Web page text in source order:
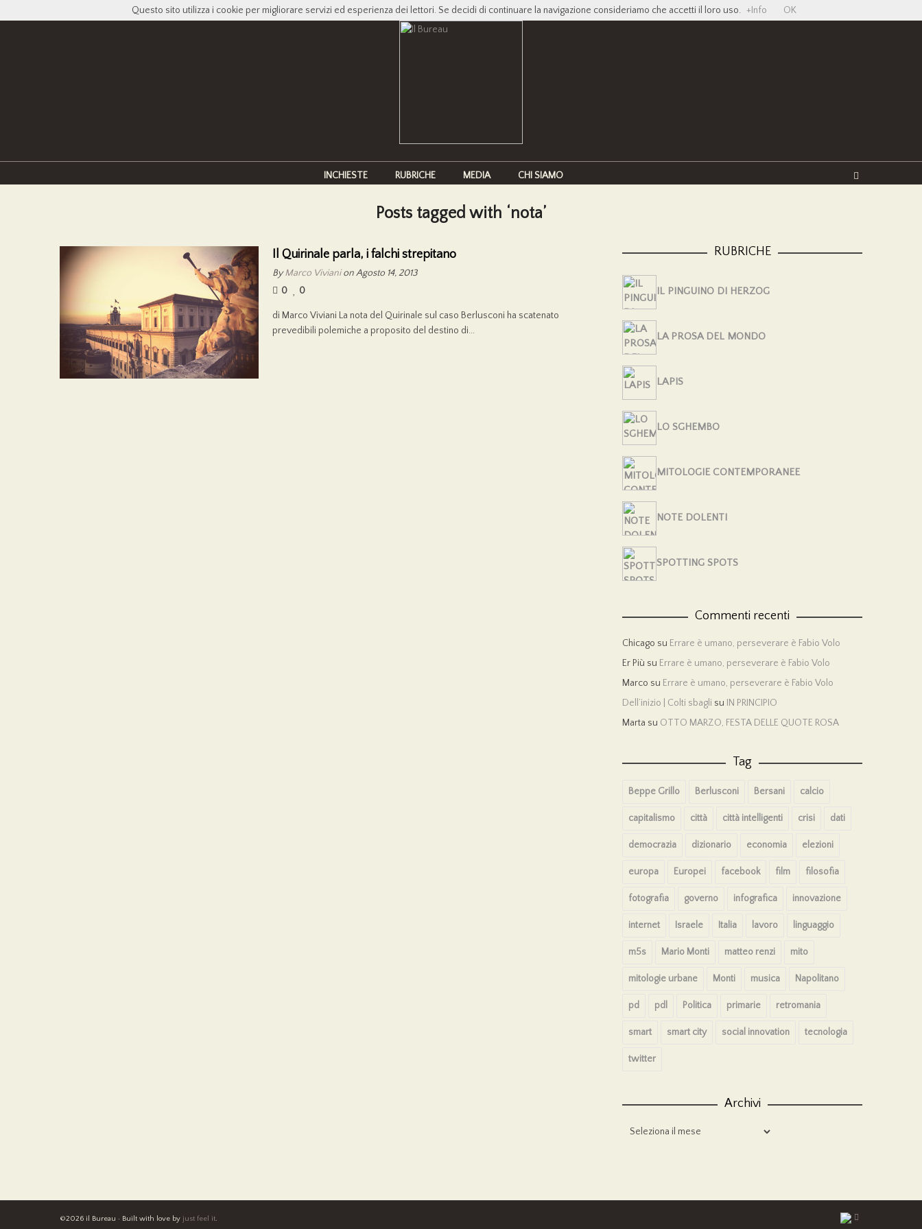
INCHIESTE RUBRICHE MEDIA CHI SIAMO
Posts tagged with ‘nota’
Il Quirinale parla, i falchi strepitano
ByMarco Vivianion Agosto 14, 2013
0
0
di Marco Viviani La nota del Quirinale sul caso Berlusconi ha scatenato
prevedibili polemiche a proposito del destino di...
RUBRICHE
IL PINGUINO DI HERZOG
LA PROSA DEL MONDO
LAPIS
LO SGHEMBO
MITOLOGIE CONTEMPORANEE
NOTE DOLENTI
SPOTTING SPOTS
Commenti recenti
Chicago su Errare è umano, perseverare è Fabio Volo
Er Più su Errare è umano, perseverare è Fabio Volo
Marco su Errare è umano, perseverare è Fabio Volo
Dell’inizio | Colti sbagli su IN PRINCIPIO
Marta su OTTO MARZO, FESTA DELLE QUOTE ROSA
Tag
Beppe Grillo Berlusconi Bersani calcio
capitalismo città città intelligenti crisi dati
democrazia dizionario economia elezioni
europa Europei facebook film filosofia
fotografia governo infografica innovazione
internet Israele Italia lavoro linguaggio
m5s Mario Monti matteo renzi mito
mitologie urbane Monti musica Napolitano
pd pdl Politica primarie retromania
smart smart city social innovation tecnologia
twitter
Archivi
Archivi
©2026 il Bureau · Built with love by just feel it.
Questo sito utilizza i cookie per migliorare servizi ed esperienza dei lettori. Se decidi di continuare la navigazione consideriamo che accetti il loro uso. +Info OK